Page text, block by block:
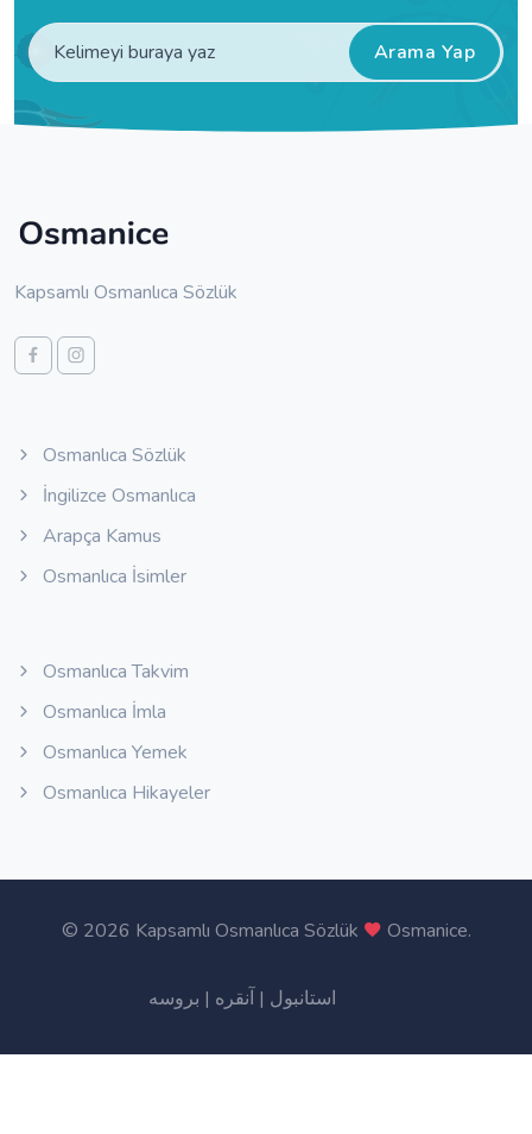
Arama Yap
Kapsamlı Osmanlıca Sözlük
Osmanlıca Sözlük
İngilizce Osmanlıca
Arapça Kamus
Osmanlıca İsimler
Osmanlıca Takvim
Osmanlıca İmla
Osmanlıca Yemek
Osmanlıca Hikayeler
© 2026 Kapsamlı Osmanlıca Sözlük Osmanice.
استانبول | آنقره | بروسه